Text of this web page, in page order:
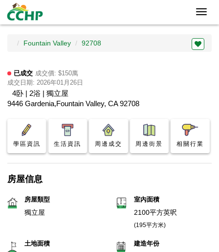
Fountain Valley 92708
已成交 成交價: $150萬
成交日期: 2026年01月26日
4卧 | 2浴 | 獨立屋
9446 Gardenia,Fountain Valley, CA 92708
學區資訊 生活資訊 周邊成交 周邊街景 相關行業
房屋信息
房屋類型
獨立屋
室內面積
2100平方英呎
(195平方米)
土地面積 建造年份